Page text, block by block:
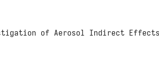
of Aerosol Indirect